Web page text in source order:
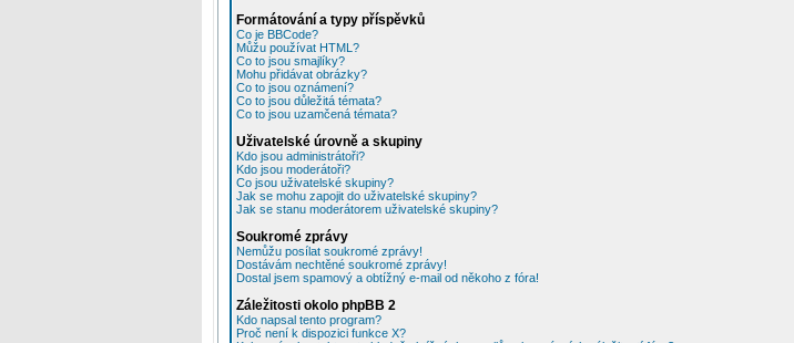
Formátování a typy příspěvků
Co je BBCode?
Můžu používat HTML?
Co to jsou smajlíky?
Mohu přidávat obrázky?
Co to jsou oznámení?
Co to jsou důležitá témata?
Co to jsou uzamčená témata?
Uživatelské úrovně a skupiny
Kdo jsou administrátoři?
Kdo jsou moderátoři?
Co jsou uživatelské skupiny?
Jak se mohu zapojit do uživatelské skupiny?
Jak se stanu moderátorem uživatelské skupiny?
Soukromé zprávy
Nemůžu posílat soukromé zprávy!
Dostávám nechtěné soukromé zprávy!
Dostal jsem spamový a obtížný e-mail od někoho z fóra!
Záležitosti okolo phpBB 2
Kdo napsal tento program?
Proč není k dispozici funkce X?